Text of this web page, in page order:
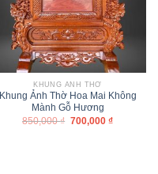
KHUNG ẢNH THỜ
Khung Ảnh Thờ Hoa Mai Không
Mành Gỗ Hương
850,000₫ 700,000 ₫